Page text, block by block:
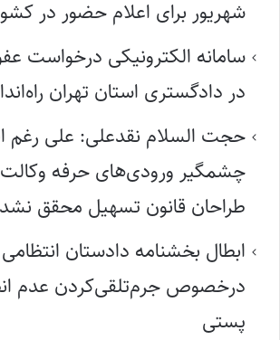
شهریور برای اعلام حضور در
سامانه الکترونیکی درخواست
در دادگستری استان تهران
حجت السلام نقدعلی: علی رغم
چشمگیر ورودی‌های حرفه
طراحان قانون تسهیل محقق
ابطال بخشنامه دادستان انتظامی
درخصوص جرم‌تلقی‌کردن عدم
پستی